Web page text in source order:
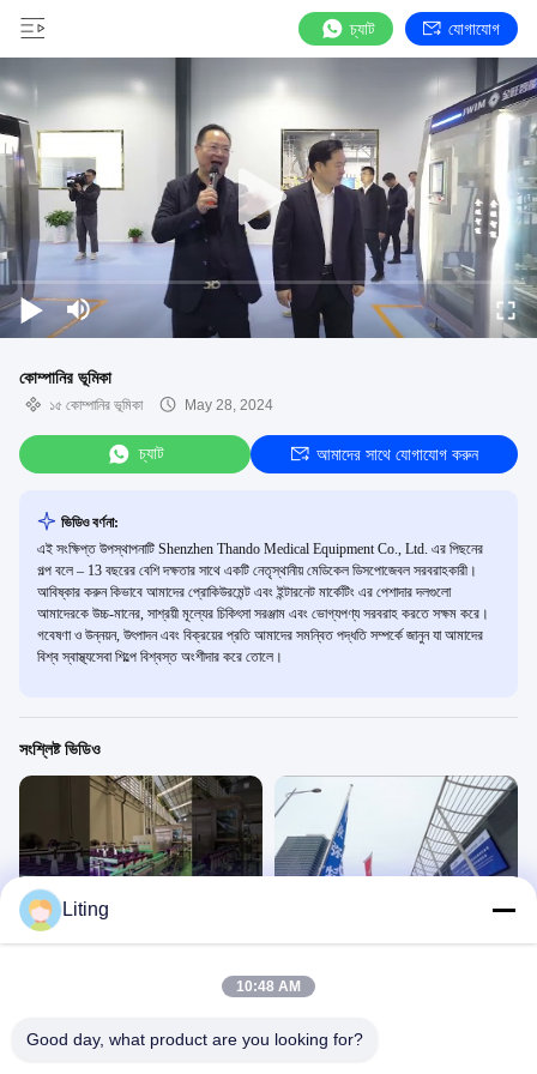
চ্যাট যোগাযোগ
কোম্পানির ভূমিকা
১৫ কোম্পানির ভূমিকা May 28, 2024
চ্যাট আমাদের সাথে যোগাযোগ করুন
ভিডিও বর্ণনা:
এই সংক্ষিপ্ত উপস্থাপনাটি Shenzhen Thando Medical Equipment Co., Ltd. এর পিছনের
গল্প বলে – 13 বছরের বেশি দক্ষতার সাথে একটি নেতৃস্থানীয় মেডিকেল ডিসপোজেবল সরবরাহকারী।
আবিষ্কার করুন কিভাবে আমাদের প্রোকিউরমেন্ট এবং ইন্টারনেট মার্কেটিং এর পেশাদার দলগুলো
আমাদেরকে উচ্চ-মানের, সাশ্রয়ী মূল্যের চিকিৎসা সরঞ্জাম এবং ভোগ্যপণ্য সরবরাহ করতে সক্ষম করে।
গবেষণা ও উন্নয়ন, উৎপাদন এবং বিক্রয়ের প্রতি আমাদের সমন্বিত পদ্ধতি সম্পর্কে জানুন যা আমাদের
বিশ্ব স্বাস্থ্যসেবা শিল্পে বিশ্বস্ত অংশীদার করে তোলে।
সংশ্লিষ্ট ভিডিও
গ্রাহক কেস// ৫০-১০০০ মিলি বোতল ভরাট লাইন
June 03, 2024
Liting
10:48 AM
Good day, what product are you looking for?